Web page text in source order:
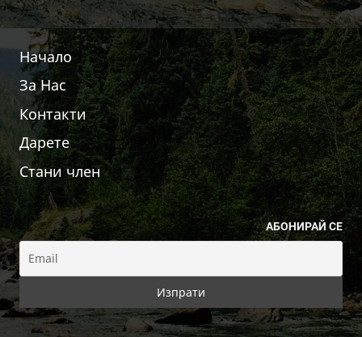
Начало
За Нас
Контакти
Дарете
Стани член
АБОНИРАЙ СЕ